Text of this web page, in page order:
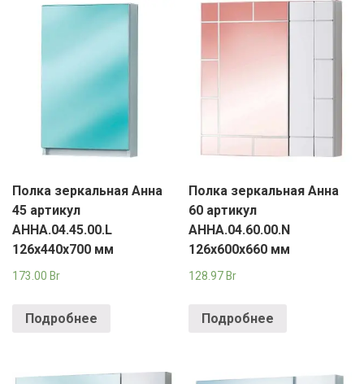
Полка зеркальная Анна
45 артикул
АННА.04.45.00.L
126х440х700 мм
173.00 Br
Подробнее
Полка зеркальная Анна
60 артикул
АННА.04.60.00.N
126х600х660 мм
128.97 Br
Подробнее